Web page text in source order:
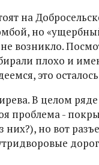
на
но
возникло.
плохо и
это
В целом
проблема -
них?), но вот